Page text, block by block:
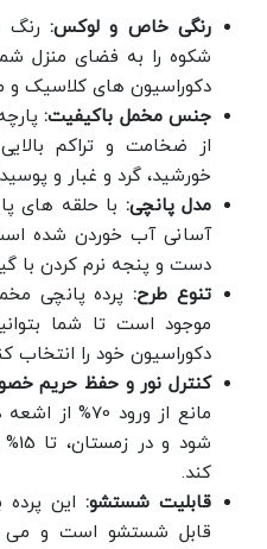
رنگی خاص و لوکس:رنگ
شکوه را به فضای منزل
دکوراسیون های کلاسیک
جنس مخمل باکیفیت:
از ضخامت و تراکم
خورشید، گرد و غبار و
مدل پانچی: با حلقه های
آسانی آب خوردن شده
دست و پنجه نرم کردن با
تنوع طرح:پرده پانچی
موجود است تا شما
دکوراسیون خود را انتخاب
کنترل نور و حفظ حریم
مانع از ورود
کند.
قابلیت شستشو: این
قابل شستشو است و می